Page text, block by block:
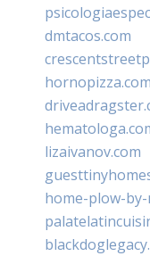
dmtacos.com
hornopizza.com
lizaivanov.com
home-plow-by-